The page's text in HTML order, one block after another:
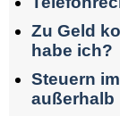
Zu Geld
habe ich?
Steuern
außerhalb